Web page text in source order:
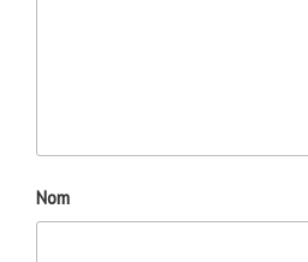
Nom